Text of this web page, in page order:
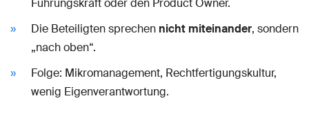
Führungskraft oder den Product Owner.
Die Beteiligten sprechen nicht miteinander, sondern
„nach oben“.
Folge: Mikromanagement, Rechtfertigungskultur,
wenig Eigenverantwortung.